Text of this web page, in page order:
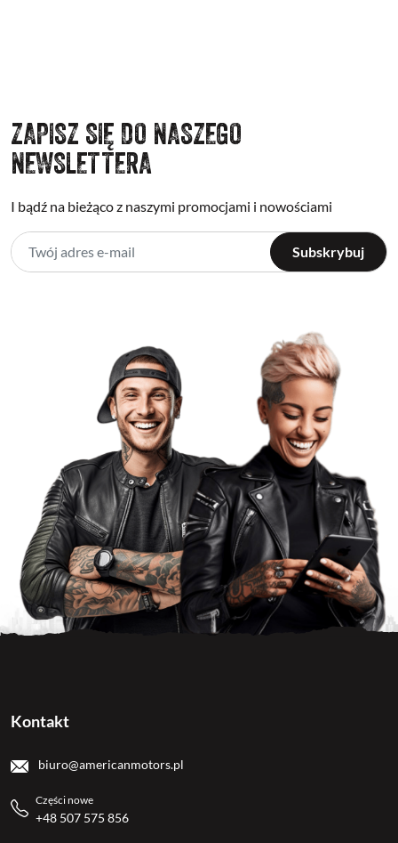
ZAPISZ SIĘ DO NASZEGO
NEWSLETTERA
I bądź na bieżąco z naszymi promocjami i nowościami
Kontakt
biuro@americanmotors.pl
Części nowe
+48 507 575 856